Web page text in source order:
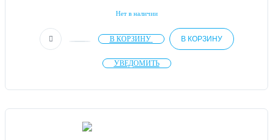
Нет в наличии
В КОРЗИНУ В КОРЗИНУ
УВЕДОМИТЬ